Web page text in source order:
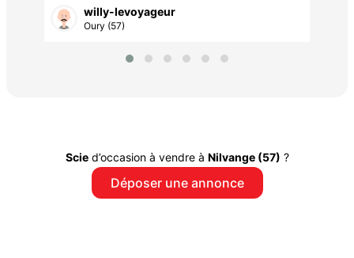
willy-levoyageur
Oury (57)
Scied’occasion à vendre à Nilvange (57) ?
Déposer une annonce